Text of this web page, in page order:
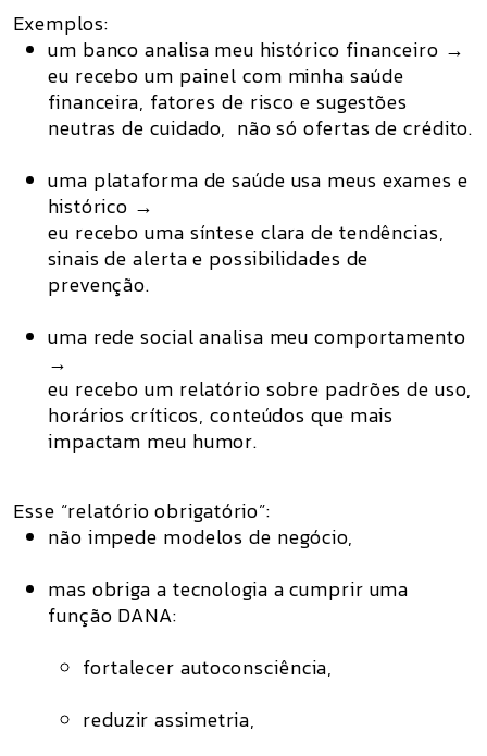
Exemplos:
um banco analisa meu histórico financeiro →
eu recebo um painel com minha saúde
financeira, fatores de risco e sugestões
neutras de cuidado, não só ofertas de crédito.
uma plataforma de saúde usa meus exames e
histórico →
eu recebo uma síntese clara de tendências,
sinais de alerta e possibilidades de
prevenção.
uma rede social analisa meu comportamento
→
eu recebo um relatório sobre padrões de uso,
horários críticos, conteúdos que mais
impactam meu humor.
Esse “relatório obrigatório”:
não impede modelos de negócio,
mas obriga a tecnologia a cumprir uma
função DANA:
fortalecer autoconsciência,
reduzir assimetria,